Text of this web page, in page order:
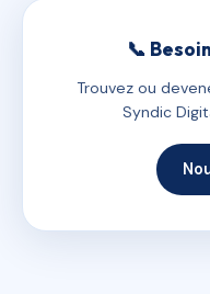
📞
Trouvez ou
Syndic